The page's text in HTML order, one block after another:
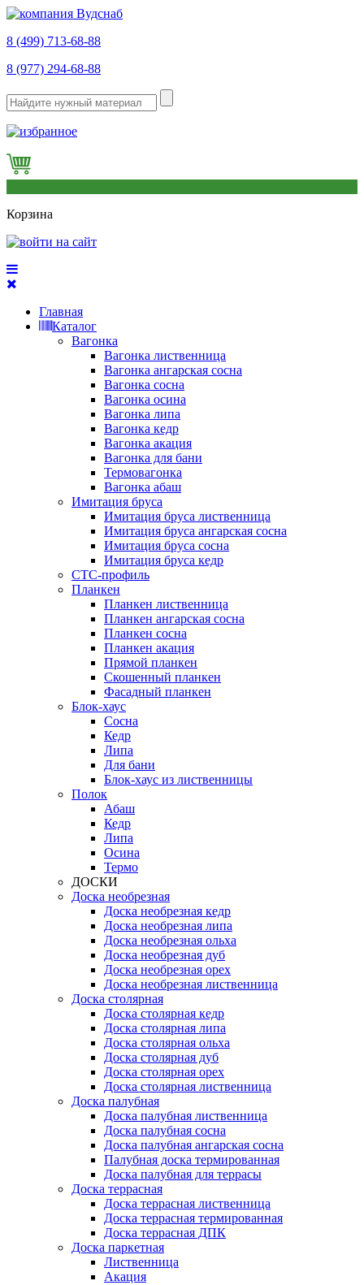
8 (499) 713-68-88
8 (977) 294-68-88
Корзина
Главная
Каталог
Вагонка
Вагонка лиственница
Вагонка ангарская сосна
Вагонка сосна
Вагонка осина
Вагонка липа
Вагонка кедр
Вагонка акация
Вагонка для бани
Термовагонка
Вагонка абаш
Имитация бруса
Имитация бруса лиственница
Имитация бруса ангарская сосна
Имитация бруса сосна
Имитация бруса кедр
СТС-профиль
Планкен
Планкен лиственница
Планкен ангарская сосна
Планкен сосна
Планкен акация
Прямой планкен
Скошенный планкен
Фасадный планкен
Блок-хаус
Сосна
Кедр
Липа
Для бани
Блок-хаус из лиственницы
Полок
Абаш
Кедр
Липа
Осина
Термо
ДОСКИ
Доска необрезная
Доска необрезная кедр
Доска необрезная липа
Доска необрезная ольха
Доска необрезная дуб
Доска необрезная орех
Доска необрезная лиственница
Доска столярная
Доска столярная кедр
Доска столярная липа
Доска столярная ольха
Доска столярная дуб
Доска столярная орех
Доска столярная лиственница
Доска палубная
Доска палубная лиственница
Доска палубная сосна
Доска палубная ангарская сосна
Палубная доска термированная
Доска палубная для террасы
Доска террасная
Доска террасная лиственница
Доска террасная термированная
Доска террасная ДПК
Доска паркетная
Лиственница
Акация